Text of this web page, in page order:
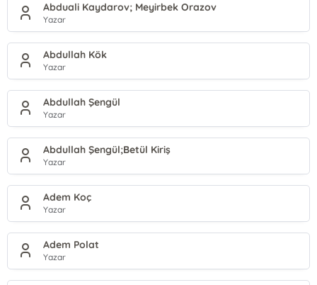
Abduali Kaydarov; Meyirbek Orazov
Yazar
Abdullah Kök
Yazar
Abdullah Şengül
Yazar
Abdullah Şengül;Betül Kiriş
Yazar
Adem Koç
Yazar
Adem Polat
Yazar